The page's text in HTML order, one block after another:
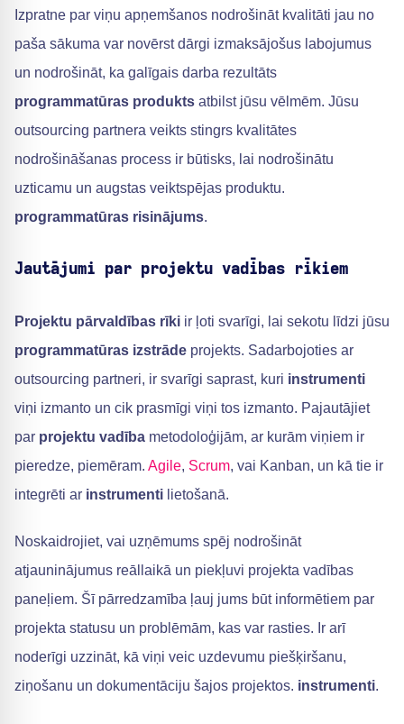
Izpratne par viņu apņemšanos nodrošināt kvalitāti jau no
paša sākuma var novērst dārgi izmaksājošus labojumus
un nodrošināt, ka galīgais darba rezultāts
programmatūras produkts atbilst jūsu vēlmēm. Jūsu
outsourcing partnera veikts stingrs kvalitātes
nodrošināšanas process ir būtisks, lai nodrošinātu
uzticamu un augstas veiktspējas produktu.
programmatūras risinājums.
Jautājumi par projektu vadības rīkiem
Projektu pārvaldības rīki ir ļoti svarīgi, lai sekotu līdzi jūsu
programmatūras izstrāde projekts. Sadarbojoties ar
outsourcing partneri, ir svarīgi saprast, kuri instrumenti
viņi izmanto un cik prasmīgi viņi tos izmanto. Pajautājiet
par projektu vadība metodoloģijām, ar kurām viņiem ir
pieredze, piemēram. Agile, Scrum, vai Kanban, un kā tie ir
integrēti ar instrumenti lietošanā.
Noskaidrojiet, vai uzņēmums spēj nodrošināt
atjauninājumus reāllaikā un piekļuvi projekta vadības
paneļiem. Šī pārredzamība ļauj jums būt informētiem par
projekta statusu un problēmām, kas var rasties. Ir arī
noderīgi uzzināt, kā viņi veic uzdevumu piešķiršanu,
ziņošanu un dokumentāciju šajos projektos. instrumenti.